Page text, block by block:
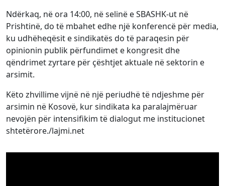
Ndërkaq, në ora 14:00, në selinë e SBASHK-ut në
Prishtinë, do të mbahet edhe një konferencë për media,
ku udhëheqësit e sindikatës do të paraqesin për
opinionin publik përfundimet e kongresit dhe
qëndrimet zyrtare për çështjet aktuale në sektorin e
arsimit.
Këto zhvillime vijnë në një periudhë të ndjeshme për
arsimin në Kosovë, kur sindikata ka paralajmëruar
nevojën për intensifikim të dialogut me institucionet
shtetërore./lajmi.net